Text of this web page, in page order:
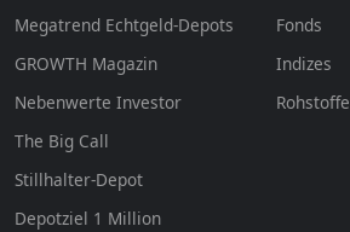
Megatrend Echtgeld-Depots
GROWTH Magazin
Nebenwerte Investor
The Big Call
Stillhalter-Depot
Depotziel 1 Million
Fonds
Indizes
Rohstoffe